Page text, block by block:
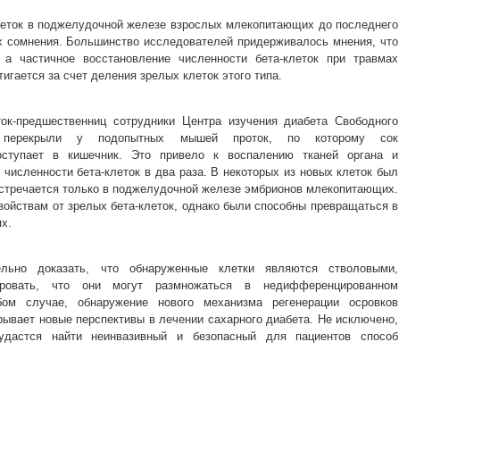
в поджелудочной железе взрослых млекопитающих до последнего
Большинство исследователей придерживалось мнения, что
частичное восстановление численности бета-клеток при травмах
за счет деления зрелых клеток этого типа.
предшественниц сотрудники Центра изучения диабета Свободного
перекрыли у подопытных мышей проток, по которому сок
в кишечник. Это привело к воспалению тканей органа и
бета-клеток в два раза. В некоторых из новых клеток был
только в поджелудочной железе эмбрионов млекопитающих.
от зрелых бета-клеток, однако были способны превращаться в
доказать, что обнаруженные клетки являются стволовыми,
что они могут размножаться в недифференцированном
случае, обнаружение нового механизма регенерации осровков
новые перспективы в лечении сахарного диабета. Не исключено,
найти неинвазивный и безопасный для пациентов способ